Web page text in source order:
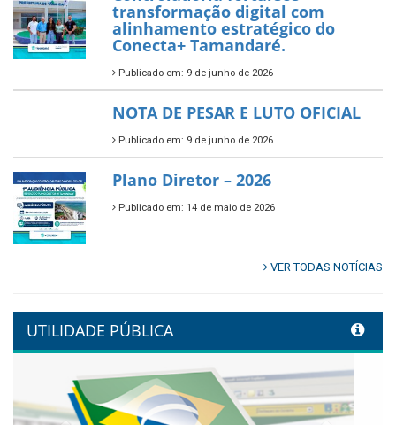
Prefeitura de Tamandaré abre
inscrições para o Festival
Multicultural PNAB 2026
Publicado em: 9 de junho de 2026
🌳🌱 Projeto Arborização Urbana!
Publicado em: 9 de junho de 2026
🌿🚤 Semana Mundial do Meio
Ambiente em Tamandaré
alinhamento estratégico do
Conecta+ Tamandaré.
NOTA DE PESAR E LUTO OFICIAL